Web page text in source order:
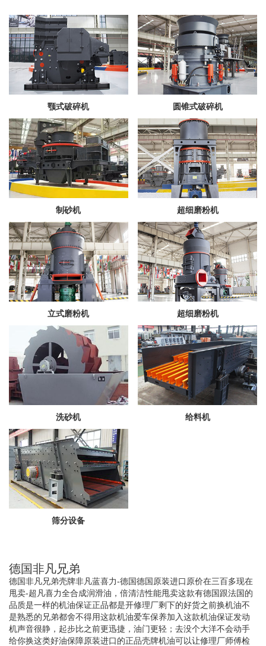
颚式破碎机 圆锥式破碎机
制砂机 超细磨粉机
立式磨粉机 超细磨粉机
洗砂机 给料机
筛分设备
德国非凡兄弟
德国非凡兄弟壳牌非凡蓝喜力-德国德国原装进口原价在三百多现在
甩卖-超凡喜力全合成润滑油，倍清洁性能甩卖这款有德国跟法国的
品质是一样的机油保证正品都是开修理厂剩下的好货之前换机油不
是熟悉的兄弟都舍不得用这款机油爱车保养加入这款机油保证发动
机声音很静，起步比之前更迅捷，油门更轻；去没个大洋不会动手
给你换这类好油保障原装进口的正品壳牌机油可以让修理厂师傅检